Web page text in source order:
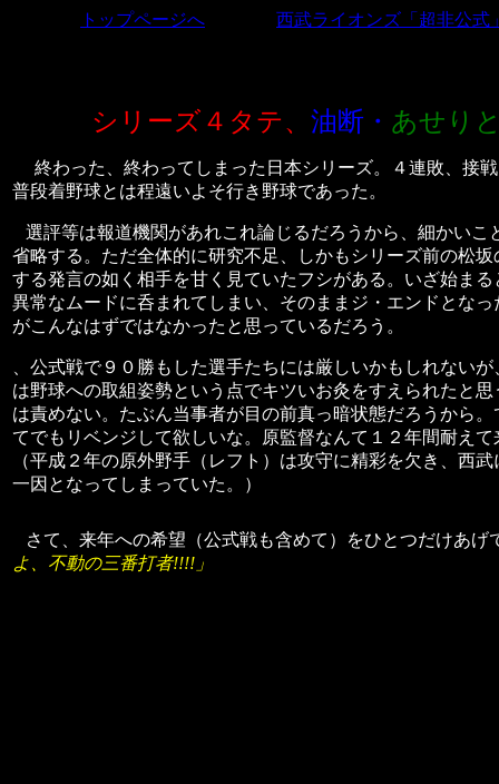
トップページへ 西武ライオンズ「超非公式
シリーズ４タテ、 油断・ あせり
終わった、終わってしまった日本シリーズ。４連敗、接
普段着野球とは程遠いよそ行き野球であった。
選評等は報道機関があれこれ論じるだろうから、細かいこ
省略する。ただ全体的に研究不足、しかもシリーズ前の松
する発言の如く相手を甘く見ていたフシがある。いざ始ま
異常なムードに呑まれてしまい、そのままジ・エンドとな
がこんなはずではなかったと思っているだろう。
、公式戦で９０勝もした選手たちには厳しいかもしれない
は野球への取組姿勢という点でキツいお灸をすえられたと
は責めない。たぶん当事者が目の前真っ暗状態だろうから
てでもリベンジして欲しいな。原監督なんて１２年間耐え
（平成２年の原外野手（レフト）は攻守に精彩を欠き、西
一因となってしまっていた。）
さて、来年への希望（公式戦も含めて）をひとつだけあげ
よ、不動の三番打者!!!!」